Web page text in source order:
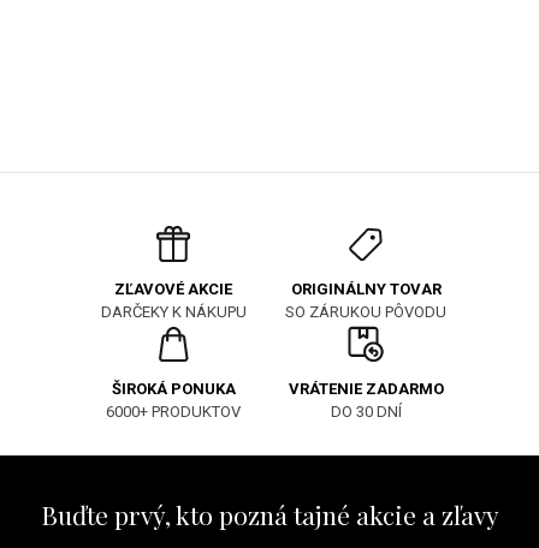
ZĽAVOVÉ AKCIE
DARČEKY K NÁKUPU
ORIGINÁLNY TOVAR
SO ZÁRUKOU PÔVODU
ŠIROKÁ PONUKA
6000+ PRODUKTOV
VRÁTENIE ZADARMO
DO 30 DNÍ
Buďte prvý, kto pozná tajné akcie a zľavy